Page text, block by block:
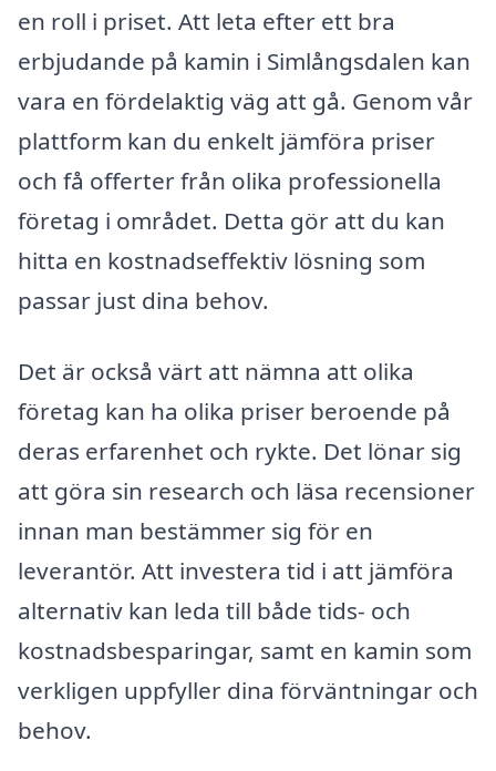
en roll i priset. Att leta efter ett bra
erbjudande på kamin i Simlångsdalen kan
vara en fördelaktig väg att gå. Genom vår
plattform kan du enkelt jämföra priser
och få offerter från olika professionella
företag i området. Detta gör att du kan
hitta en kostnadseffektiv lösning som
passar just dina behov.
Det är också värt att nämna att olika
företag kan ha olika priser beroende på
deras erfarenhet och rykte. Det lönar sig
att göra sin research och läsa recensioner
innan man bestämmer sig för en
leverantör. Att investera tid i att jämföra
alternativ kan leda till både tids- och
kostnadsbesparingar, samt en kamin som
verkligen uppfyller dina förväntningar och
behov.